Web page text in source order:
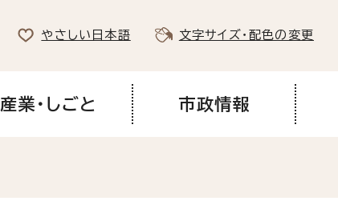
やさしい日本語 文字サイズ・配色の変更
産業・しごと 市政情報